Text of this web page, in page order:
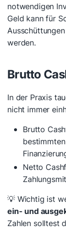
notwendigen
Geld kann für
werden.
Brutto
In der Praxis
nicht immer
Brutto
Netto
💡 Wichtig ist
ein- und
Zahlen solltest